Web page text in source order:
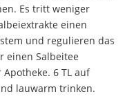
Es tritt weniger
einen
und regulieren das
einen Salbeitee
6 TL auf
lauwarm trinken.